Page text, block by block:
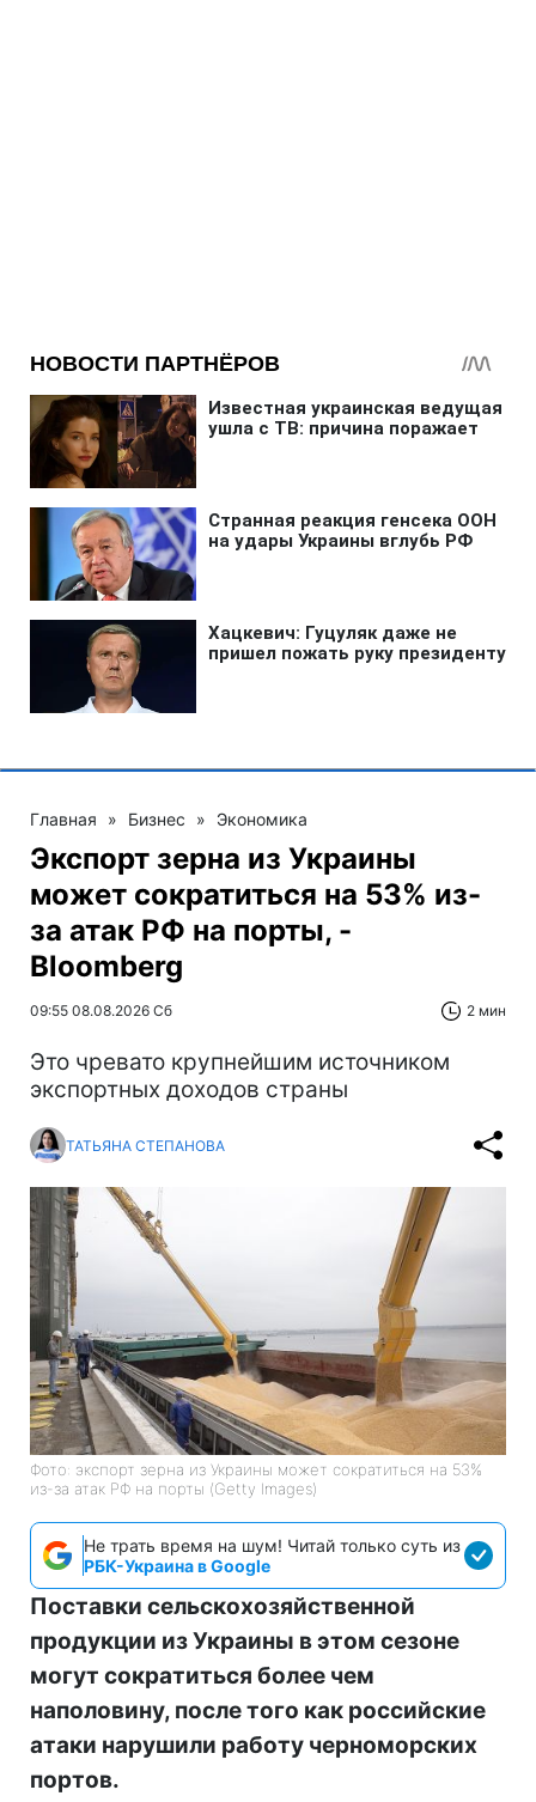
Главная » Бизнес » Экономика
Экспорт зерна из Украины
может сократиться на 53% из-
за атак РФ на порты, -
Bloomberg
09:55 08.08.2026 Сб 2 мин
Это чревато крупнейшим источником
экспортных доходов страны
ТАТЬЯНА СТЕПАНОВА
Фото: экспорт зерна из Украины может сократиться на 53%
из-за атак РФ на порты (Getty Images)
Не трать время на шум! Читай только суть из
РБК-Украина в Google
Поставки сельскохозяйственной
продукции из Украины в этом сезоне
могут сократиться более чем
наполовину, после того как российские
атаки нарушили работу черноморских
портов.